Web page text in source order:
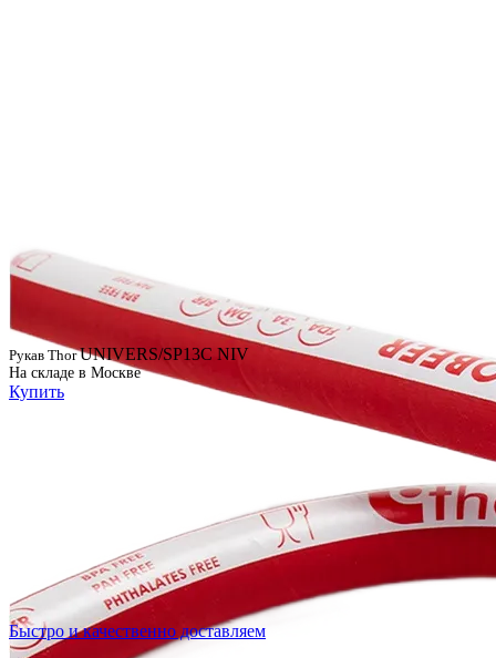
Рукав ThorUNIVERS/SP13C NIV
На складе в Москве
Купить
Быстро и качественно доставляем